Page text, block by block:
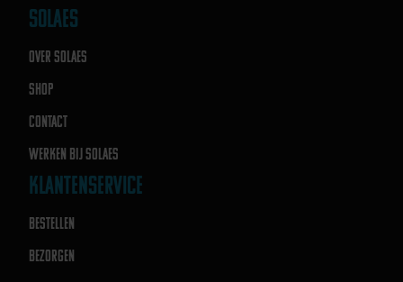
SOLAES
OVER SOLAES
SHOP
CONTACT
WERKEN BIJ SOLAES
KLANTENSERVICE
BESTELLEN
BEZORGEN